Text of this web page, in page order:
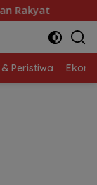
Aktivasi
Peristiwa